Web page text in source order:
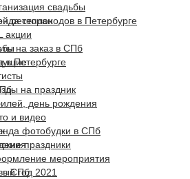
свадьбы
теплоходов в Петербурге
акции
на заказ в СПб
на праздник
день рождения
и видео
фотобудки в СПб
праздники
мероприятия
год 2021
ресторан
в Петербурге
в СПб